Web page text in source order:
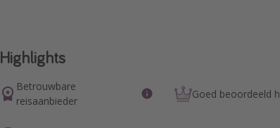
Highlights
Betrouwbare
reisaanbieder
Goed beoordeeld